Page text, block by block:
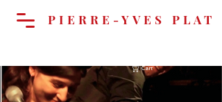
Cart
PIERRE-YVES PLAT